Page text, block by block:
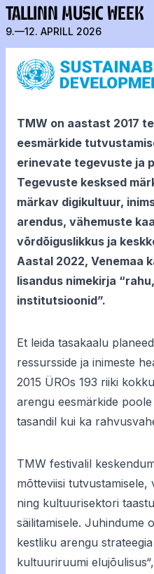
TALLINN MUSIC WEEK
9.—12. APRILL 2026
TMW on aastast 2017
eesmärkide
erinevate tegevuste ja
Tegevuste kesksed
märkav digikultuur,
arendus, vähemuste
võrdõiguslikkus ja
Aastal 2022, Venemaa
lisandus nimekirja
institutsioonid”.
Et leida tasakaalu
ressursside ja inimeste
2015 ÜROs 193 riiki
arengu eesmärkide
tasandil kui ka
TMW festivalil
mõtteviisi tutvustamisele,
ning kultuurisektori
säilitamisele. Juhindume
kestliku arengu
kultuuriruumi